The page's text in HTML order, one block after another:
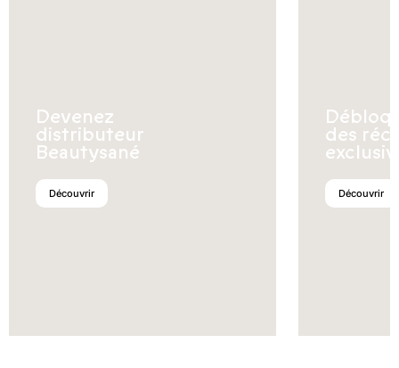
Devenez
distributeur
Beautysané
Découvrir
des
Découvrir